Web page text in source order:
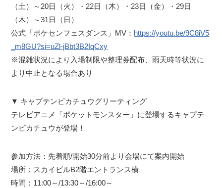
（土）～20日（火）・22日（木）・23日（金）・29日
（木）～31日（日）
公式「ポケセンフェスダンス」MV： https://youtu.be/9C8iV5
_m8GU?si=uZl-jBbt3B2IqCxy
※混雑状況により入場制限や整理券配布、雨天時等状況に
より中止となる場合あり
▼ キャプテンピカチュウグリーティング
テレビアニメ「ポケットモンスター」に登場するキャプテ
ンピカチュウが登場！
参加方法：先着順/開始30分前より会場にて案内開始
場所：スカイビルB2階エントランス横
時間：11:00～/13:30～/16:00～